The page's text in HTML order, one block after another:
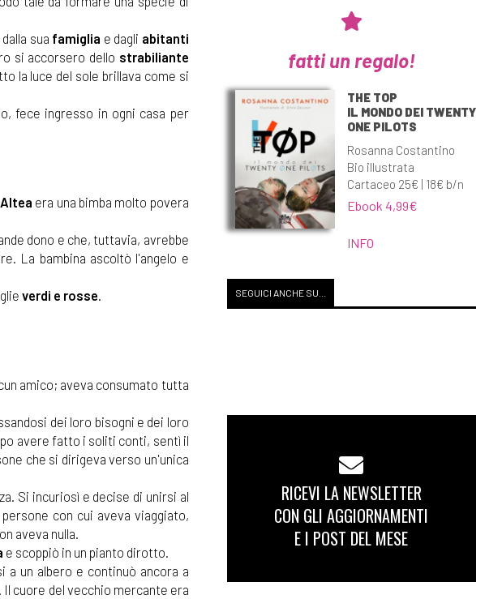
sua famiglia e dagli abitanti
si accorsero dello strabiliante
la luce del sole brillava come si
fece ingresso in ogni casa per
Altea era una bimba molto povera
dono e che, tuttavia, avrebbe
La bambina ascoltò l'angelo e
verdi e rosse.
amico; aveva consumato tutta
dei loro bisogni e dei loro
avere fatto i soliti conti, sentì il
che si dirigeva verso un'unica
Si incuriosì e decise di unirsi al
con cui aveva viaggiato,
aveva nulla.
e scoppiò in un pianto dirotto.
a un albero e continuò ancora a
cuore del vecchio mercante era
fatti un regalo!
THE TOP
IL MONDO DEI TWENTY
ONE PILOTS
Rosanna Costantino
Bio illustrata
Cartaceo 25€ | 18€ b/n
Ebook 4,99€
INFO
SEGUICI ANCHE SU...
RICEVI LA NEWSLETTER
CON GLI AGGIORNAMENTI
E I POST DEL MESE